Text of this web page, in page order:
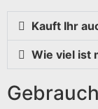
Kauft Ihr
Wie viel ist